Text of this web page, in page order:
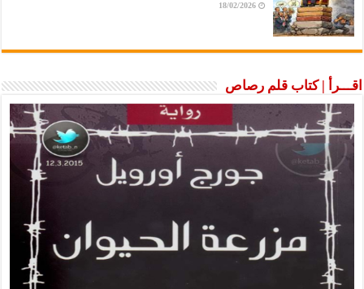
18/02/2026
اقـــرأ | كتاب قلم رصاص